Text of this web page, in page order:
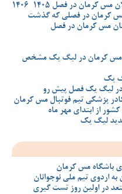
کرمان در فصل 1405-1406
مس کرمان در فصلی که گذشت
مس کرمان در فصل
مس کرمان در لیگ یک مشخص
یک
در لیگ یک فصل پیش رو
پزشکی تیم فوتبال مس کرمان
از ابتدای مهر ماه
لیگ یک
باشگاه مس کرمان
اردوی تیم ملی نوجوانان
در اولین روز تست گیری